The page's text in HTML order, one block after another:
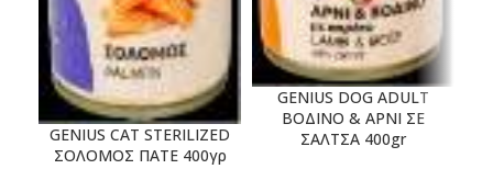
GENIUS CAT STERILIZED
ΣΟΛΟΜΟΣ ΠΑΤΕ 400γρ
GENIUS DOG ADULT
ΒΟΔΙΝΟ & ΑΡΝΙ ΣΕ
ΣΑΛΤΣΑ 400gr